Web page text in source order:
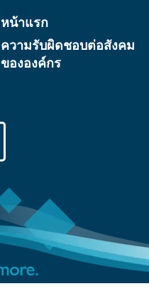
หน้าแรก
ความรับผิดชอบต่อสังคม
ขององค์กร